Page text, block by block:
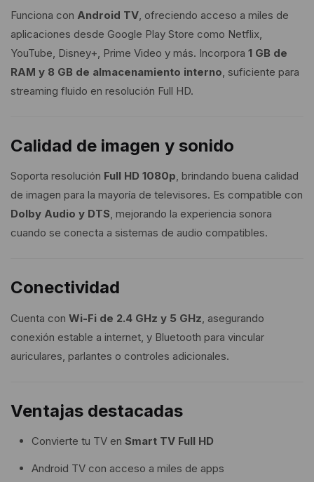
Funciona con Android TV , ofreciendo acceso a miles de
aplicaciones desde Google Play Store como Netflix,
YouTube, Disney+, Prime Video y más. Incorpora 1 GB de
RAM y 8 GB de almacenamiento interno , suficiente para
streaming fluido en resolución Full HD.
Calidad de imagen y sonido
Soporta resolución Full HD 1080p, brindando buena calidad
de imagen para la mayoría de televisores. Es compatible con
Dolby Audio y DTS, mejorando la experiencia sonora
cuando se conecta a sistemas de audio compatibles.
Conectividad
Cuenta con Wi-Fi de 2.4 GHz y 5 GHz , asegurando
conexión estable a internet, y Bluetooth para vincular
auriculares, parlantes o controles adicionales.
Ventajas destacadas
Convierte tu TV en Smart TV Full HD
Android TV con acceso a miles de apps